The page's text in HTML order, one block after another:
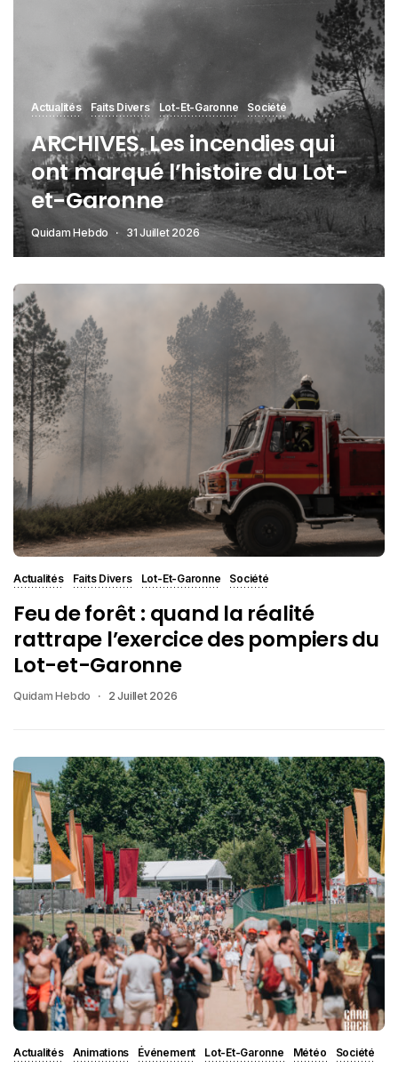
Actualités Faits Divers Lot-Et-Garonne Société
ARCHIVES. Les incendies qui
ont marqué l’histoire du Lot-
et-Garonne
Quidam Hebdo 31 Juillet 2026
Actualités Faits Divers Lot-Et-Garonne Société
Feu de forêt : quand la réalité
rattrape l’exercice des pompiers du
Lot-et-Garonne
Quidam Hebdo 2 Juillet 2026
Actualités Animations Événement Lot-Et-Garonne Météo Société